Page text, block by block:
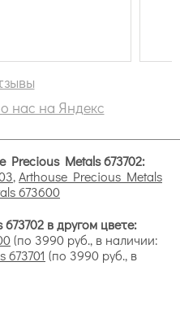
цвета);
уникальность
друг друга).
нас на Яндекс
Precious Metals 673702:
,Arthouse Precious Metals
673600
в другом цвете:
(по 3990 руб., в наличии:
(по 3990 руб., в